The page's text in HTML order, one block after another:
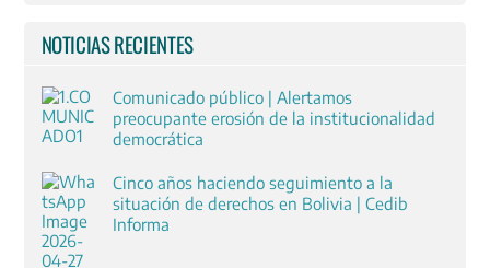
NOTICIAS RECIENTES
Comunicado público | Alertamos
preocupante erosión de la institucionalidad
democrática
Cinco años haciendo seguimiento a la
situación de derechos en Bolivia | Cedib
Informa